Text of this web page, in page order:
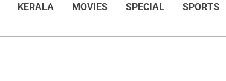
KERALA MOVIES SPECIAL SPORTS